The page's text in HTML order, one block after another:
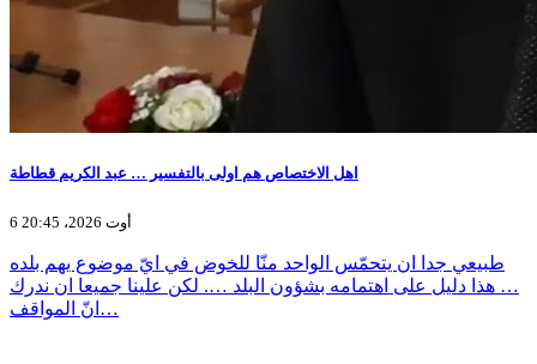
اهل الاختصاص هم اولى بالتفسير … عبد الكريم قطاطة
6 أوت 2026، 20:45
طبيعي جدا ان يتحمّس الواحد منّا للخوض في ايّ موضوع يهم بلده
… هذا دليل على اهتمامه بشؤون البلد …. لكن علينا جميعا ان ندرك
انّ المواقف…